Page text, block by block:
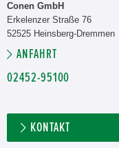
Conen GmbH
Erkelenzer Straße 76
52525 Heinsberg-Dremmen
ANFAHRT
02452-95100
KONTAKT